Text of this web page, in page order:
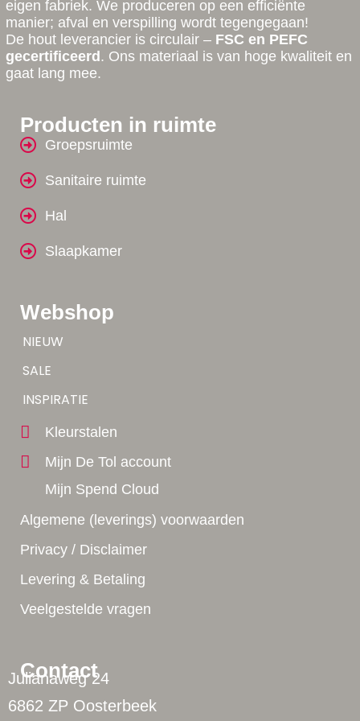
Contact
Julianaweg 24
6862 ZP Oosterbeek
Webshop
NIEUW
SALE
INSPIRATIE
Kleurstalen
Mijn De Tol account
Mijn Spend Cloud
Algemene (leverings) voorwaarden
Privacy / Disclaimer
Levering & Betaling
Veelgestelde vragen
Producten in ruimte
Groepsruimte
Sanitaire ruimte
Hal
Slaapkamer
eigen fabriek. We produceren op een efficiënte
manier; afval en verspilling wordt tegengegaan!
De hout leverancier is circulair – FSC en PEFC
gecertificeerd . Ons materiaal is van hoge kwaliteit en
gaat lang mee.